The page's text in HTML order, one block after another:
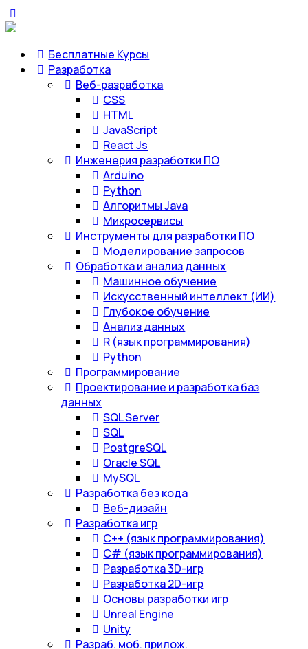
Бесплатные Курсы
Разработка
Веб-разработка
CSS
HTML
JavaScript
React Js
Инженерия разработки ПО
Arduino
Python
Алгоритмы Java
Микросервисы
Инструменты для разработки ПО
Моделирование запросов
Обработка и анализ данных
Машинное обучение
Искусственный интеллект (ИИ)
Глубокое обучение
Анализ данных
R (язык программирования)
Python
Программирование
Проектирование и разработка баз
данных
SQL Server
SQL
PostgreSQL
Oracle SQL
MySQL
Разработка без кода
Веб-дизайн
Разработка игр
С++ (язык программирования)
С# (язык программирования)
Разработка 3D-игр
Разработка 2D-игр
Основы разработки игр
Unreal Engine
Unity
Разраб. моб. прилож.